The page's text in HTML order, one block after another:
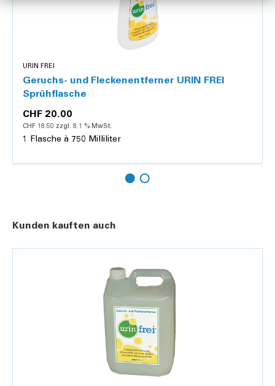
URIN FREI
Geruchs- und Fleckenentferner URIN FREI
Sprühflasche
CHF 20.00
CHF 18.50 zzgl. 8.1 % MwSt.
1 Flasche à 750 Milliliter
Kunden kauften auch